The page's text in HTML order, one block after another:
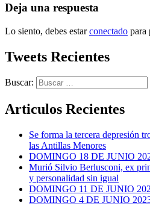
Deja una respuesta
Lo siento, debes estarconectado para
Tweets Recientes
Buscar:
Articulos Recientes
Se forma la tercera depresión
las Antillas Menores
DOMINGO 18 DE JUNIO
Murió Silvio Berlusconi, ex
y personalidad sin igual
DOMINGO 11 DE JUNIO
DOMINGO 4 DE JUNIO